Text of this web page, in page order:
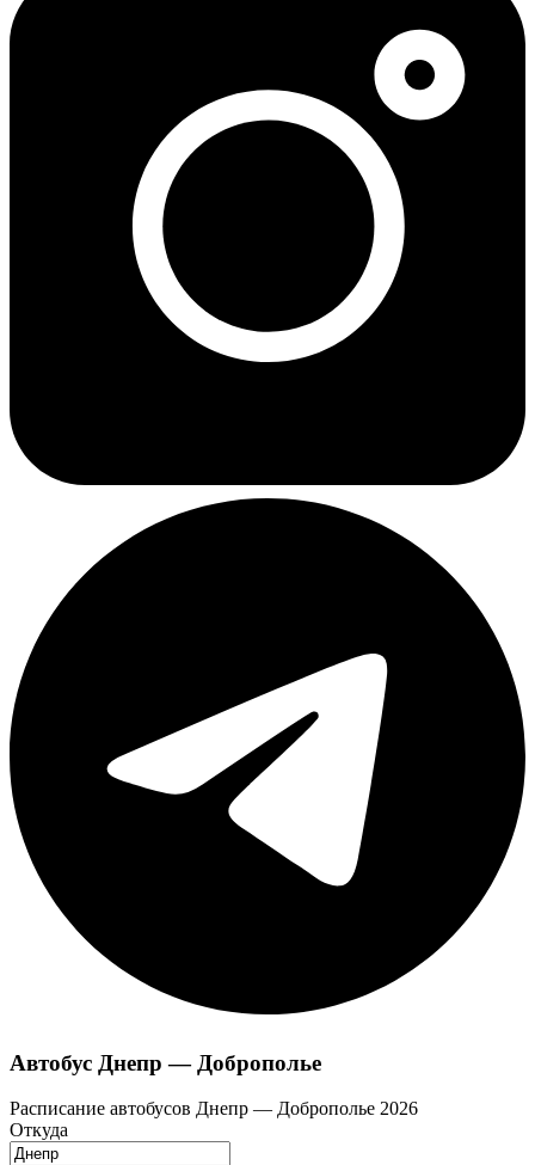
Автобус Днепр — Доброполье
Расписание автобусов Днепр — Доброполье 2026
Откуда